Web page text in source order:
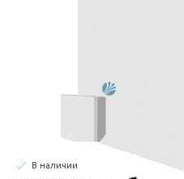
В наличии